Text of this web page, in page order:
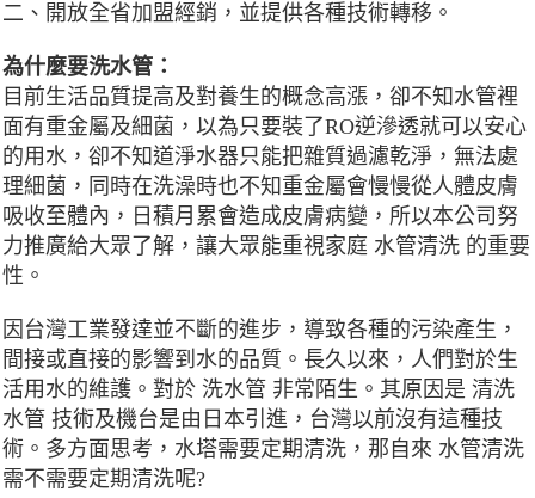
二、開放全省加盟經銷，並提供各種技術轉移。
為什麼要洗水管：
目前生活品質提高及對養生的概念高漲，卻不知水管裡
面有重金屬及細菌，以為只要裝了RO逆滲透就可以安心
的用水，卻不知道淨水器只能把雜質過濾乾淨，無法處
理細菌，同時在洗澡時也不知重金屬會慢慢從人體皮膚
吸收至體內，日積月累會造成皮膚病變，所以本公司努
力推廣給大眾了解，讓大眾能重視家庭 水管清洗 的重要
性。
因台灣工業發達並不斷的進步，導致各種的污染產生，
間接或直接的影響到水的品質。長久以來，人們對於生
活用水的維護。對於 洗水管 非常陌生。其原因是 清洗
水管 技術及機台是由日本引進，台灣以前沒有這種技
術。多方面思考，水塔需要定期清洗，那自來 水管清洗
需不需要定期清洗呢?